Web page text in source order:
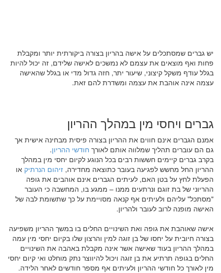
יש גברים שמסתכלים על אישה בהריון בצורה ביקורתית יותר ומקבלת
פחות ואף מוצאים את עצמם לא נמשכים לאישה שלידם, זה יכול להיות
בגלל עודף משקל קיצוני, שיעור יתר, חזה גדול מדי או בגלל שהאישה
עצמה אינה אוהבת את עצמה ומשדרת להם זאת.
גברים ויחסי מין במהלך ההריון
אמנם הגברים אינם חווים את ההריון בצורה פיסית מבחינה אישית אך
גם הם עוברים תהליך שמלווה אותם לאורך חודשי ההריון.
בקרב גברים קיימים חששות רבים בכל הנוגע לקיום יחסי מין במהלך
ההריון החל מחשש לפגיעה בעובר כתוצאה מחדירה, זיהום הנרתיק או
הפעלת לחץ על בטן האם, לעיתים הגברים אינם אוהבים את גופה
ההריוני של בת זוגם ונרתעים ממנו – ממגע בו, המחשבה כי העובר
"מסתכל" עליהם ולעיתים אף קנאה מסויימת על כך שתשומת לבה של
האישה מופנה לרוב לעובר ולהריון.
אישה שאוהבת את גופה ואת השינויים החלים בו במשך ההריון משפיעה
בצורה חיובית על יחסו של בן זוגה למין והרצון שלו בקיום יחסי מין עמה
במהלך ההריון בעוד שאישה אשר אינה מקבלת באהבה את השינויים
החלים בגופה תרתיע את בן זוגה ויכול להיווצר נתק מוחלט ואי קיום יחסי
מין לאורך כל חודשי ההריון ולעיתים אף מספר חודשים לאחר הלידה.